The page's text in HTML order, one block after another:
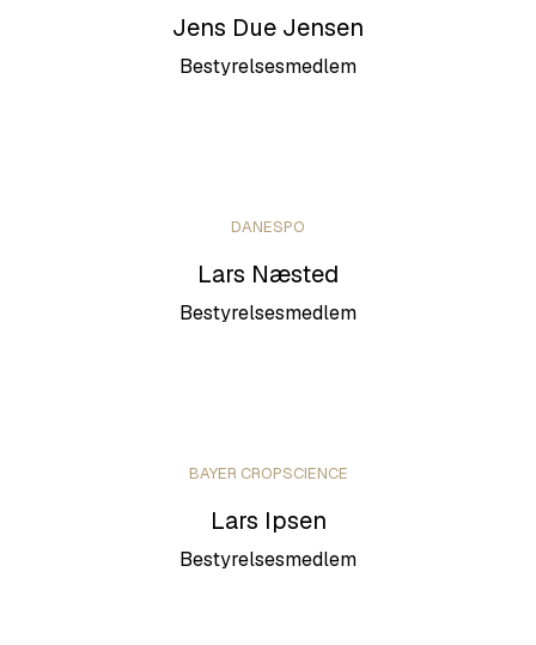
Jens Due Jensen
Bestyrelsesmedlem
DANESPO
Lars Næsted
Bestyrelsesmedlem
BAYER CROPSCIENCE
Lars Ipsen
Bestyrelsesmedlem